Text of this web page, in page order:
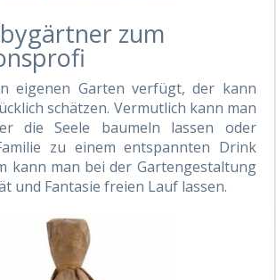
zum
eigenen Garten verfügt, der kann
schätzen. Vermutlich kann man
die Seele baumeln lassen oder
zu einem entspannten Drink
kann man bei der Gartengestaltung
und Fantasie freien Lauf lassen.